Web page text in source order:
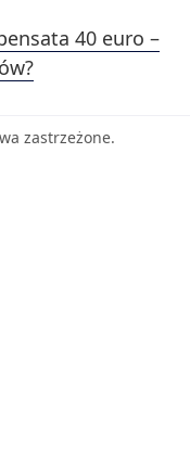
40 euro –
zastrzeżone.